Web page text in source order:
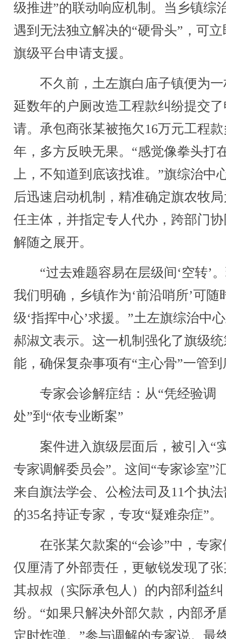
级推进”的联动响应机制。当乡镇综
遇到无法独立解决的“硬骨头”，可立
旗级平台申请支援。
不久前，土左旗白庙子镇便为一
延数年的户厕改造工程款纠纷提交
请。承包商张某被拖欠16万元工程
年，多方反映无果。“感觉像拳头打
上，不知道到底该找谁。”旗综治中
后迅速启动机制，精准确定旗农牧
任主体，并指定专人代办，跨部门
解随之展开。
“过去难题容易在层级间‘空转’
我们明确，乡镇作为‘前沿哨所’可随
级‘指挥中心’求援。”土左旗综治中
郝淑文表示。这一机制强化了旗级
能，确保复杂事项有“主心骨”一管到
专家会诊解症结：从“凭经验调
处”到“依专业断案”
案件进入旗级层面后，被引入“
专家调解委员会”。这间“专家诊室”
来自旗法学会、公检法司及11个执
的35名持证专家，专攻“疑难杂症”。
在张某欠款案的“会诊”中，专家
仅厘清了外部责任，更敏锐发现了
其叔叔（实际承包人）的内部利益纠
纷。“如果只解决外部欠款，内部矛
定时炸弹。”参与调解的专家说。最